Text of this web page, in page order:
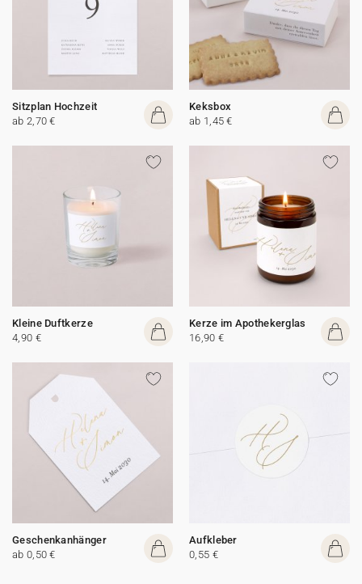
Sitzplan Hochzeit
ab 2,70 €
Keksbox
ab 1,45 €
Kleine Duftkerze
4,90 €
Kerze im Apothekerglas
16,90 €
Geschenkanhänger
ab 0,50 €
Aufkleber
0,55 €